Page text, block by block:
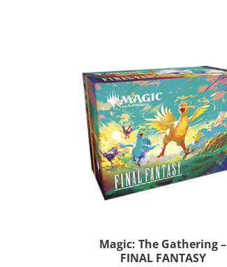
Magic: The Gathering –
FINAL FANTASY